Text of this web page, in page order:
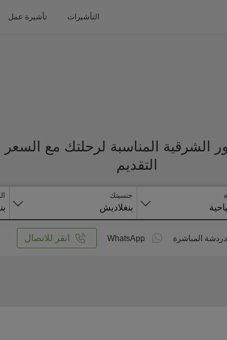
التأشيرات تأشيرة عمل
الشرقية المناسبة لرحلتك مع
التقديم
جنسيتك
بنغلاديش
المباشرة WhatsApp انقر للاتصال